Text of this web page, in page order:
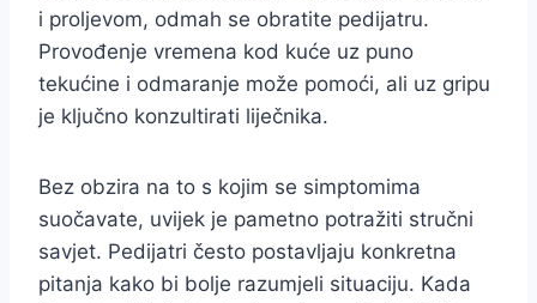
i proljevom, odmah se obratite pedijatru.
Provođenje vremena kod kuće uz puno
tekućine i odmaranje može pomoći, ali uz gripu
je ključno konzultirati liječnika.
Bez obzira na to s kojim se simptomima
suočavate, uvijek je pametno potražiti stručni
savjet. Pedijatri često postavljaju konkretna
pitanja kako bi bolje razumjeli situaciju. Kada